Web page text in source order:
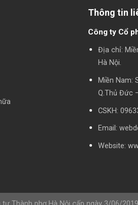
Thông tin
Công ty Cổ
Địa chỉ:
Hà Nội.
Miền Nam:
Q.Thủ Đức
CSKH:
Email:
Website: